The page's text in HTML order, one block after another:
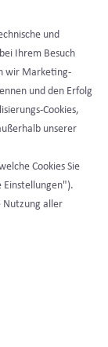
anderen
oder
kraft
schon jetzt
an dem
ihn
Eine
erfolgt nur
in
ist nicht
den
unter
des
Kunden Ware
und
Ihrem Besuch
wir Marketing-
und den Erfolg
Cookies,
unserer
Cookies Sie
Einstellungen").
Nutzung aller